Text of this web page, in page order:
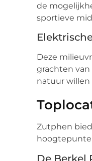
de
sportieve
Deze
grachten
natuur willen
Zutphen
De Berkel